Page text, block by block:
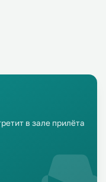
в зале прилёта